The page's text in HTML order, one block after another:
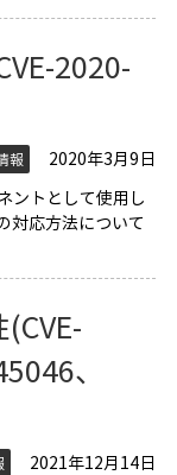
2020-
報
2020年3月9日
ントとして使用し
対応方法について
、
2021年12月14日